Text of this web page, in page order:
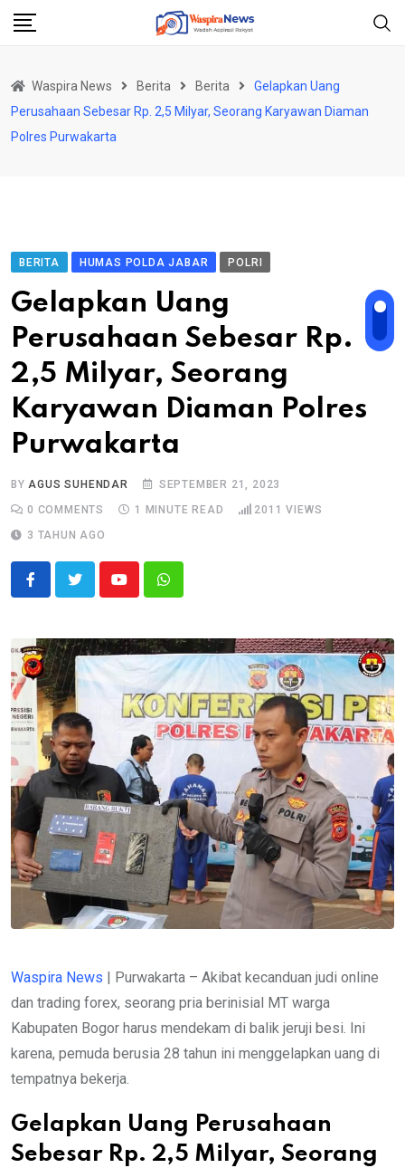
Skip
Waspira News Berita Berita
Gelapkan Uang
Perusahaan Sebesar Rp. 2,5 Milyar, Seorang Karyawan Diaman
Polres Purwakarta
BERITA HUMAS POLDA JABAR POLRI
Gelapkan Uang
Perusahaan Sebesar Rp.
2,5 Milyar, Seorang
Karyawan Diaman Polres
Purwakarta
BYAGUS SUHENDAR
SEPTEMBER 21, 2023
0 COMMENTS 1 MINUTE READ 2011 VIEWS
3 TAHUN AGO
YoutubeWhatsapp
Waspira News | Purwakarta – Akibat kecanduan judi online
dan trading forex, seorang pria berinisial MT warga
Kabupaten Bogor harus mendekam di balik jeruji besi. Ini
karena, pemuda berusia 28 tahun ini menggelapkan uang di
tempatnya bekerja.
Gelapkan Uang Perusahaan
Sebesar Rp. 2,5 Milyar, Seorang